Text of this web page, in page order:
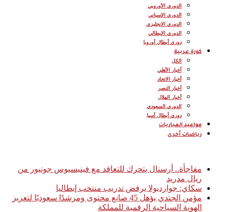
الدوري الأوروبي
الدوري الإسباني
الدوري الإنجليزي
الدوري الإيطالي
دوري أبطال أوروبا
كورة عربية
الكل
أخبار الأهلي
أخبار الاتحاد
أخبار النصر
أخبار الهلال
الدوري السعودي
دوري أبطال أسيا
مواعيد المباريات
رياضات أخرى
مفاجأة.. أرسنال يتحرك للتعاقد مع فينيسيوس جونيور من
ريال مدريد
سكاي: جوارديولا يرفض تدريب منتخب إيطاليا
مؤمن الجندي يؤهل 45 صانع محتوى ومرشدًا سعوديًا لتعزيز
الهوية السياحية الرقمية للمملكة